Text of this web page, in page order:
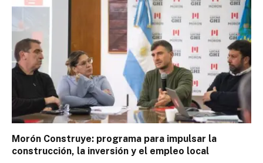
Morón Construye: programa para impulsar la
construcción, la inversión y el empleo local